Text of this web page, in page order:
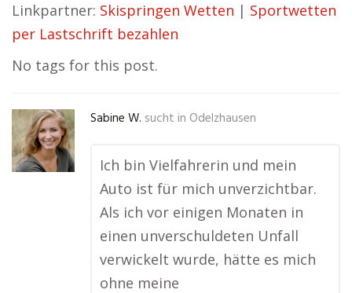
Linkpartner: Skispringen Wetten | Sportwetten
per Lastschrift bezahlen
No tags for this post.
Sabine W. sucht in Odelzhausen
Ich bin Vielfahrerin und mein
Auto ist für mich unverzichtbar.
Als ich vor einigen Monaten in
einen unverschuldeten Unfall
verwickelt wurde, hätte es mich
ohne meine